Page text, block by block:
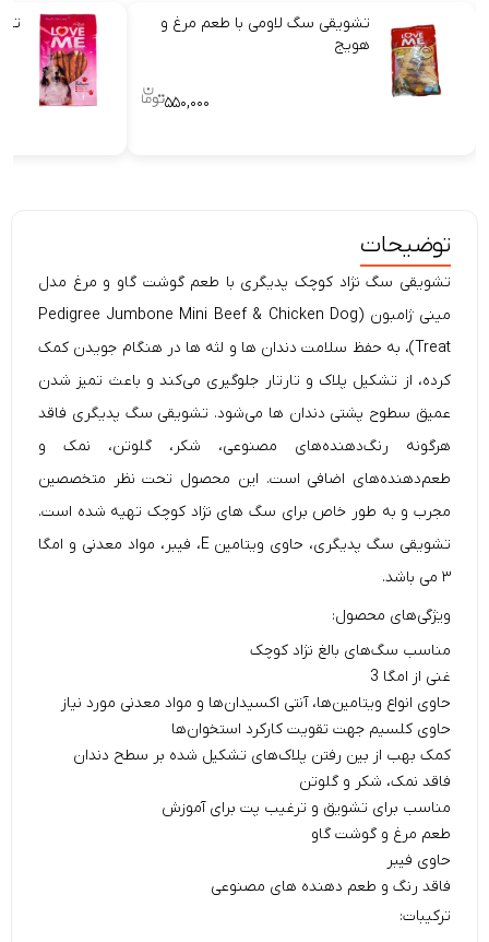
تشویقی سگ لاومی با طعم مرغ و
هویج
۵۵۰,۰۰۰
توضیحات
تشویقی سگ نژاد کوچک پدیگری با طعم گوشت گاو و مرغ مدل
مینی ژامبون (Pedigree Jumbone Mini Beef & Chicken Dog
Treat)، به حفظ سلامت دندان ها و لثه ها در هنگام جویدن کمک
کرده، از تشکیل پلاک و تارتار جلوگیری می‌کند و باعث تمیز شدن
عمیق سطوح پشتی دندان ها می‌شود. تشویقی سگ پدیگری فاقد
هرگونه رنگ‌دهنده‌های مصنوعی، شکر، گلوتن، نمک و
طعم‌دهنده‌های اضافی است. این محصول تحت نظر متخصصین
مجرب و به طور خاص برای سگ های نژاد کوچک تهیه شده است.
تشویقی سگ
پدیگری، حاوی ویتامین E، فیبر، مواد معدنی و امگا
۳ می باشد.
ویژگی‌های محصول:
مناسب سگ‌های بالغ نژاد کوچک
غنی از امگا 3
حاوی انواع ویتامین‌ها، آنتی اکسیدان‌ها و مواد معدنی مورد نیاز
حاوی کلسیم جهت تقویت کارکرد استخوان‌ها
کمک بهب از بین رفتن پلاک‌های تشکیل شده بر سطح دندان
فاقد نمک، شکر و گلوتن
مناسب برای تشویق و ترغیب پت برای آموزش
طعم مرغ و گوشت گاو
حاوی فیبر
فاقد رنگ و طعم دهنده های مصنوعی
ترکیبات: